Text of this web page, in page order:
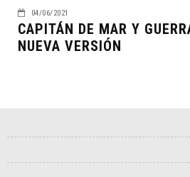
04/06/2021
CAPITÁN DE MAR Y
NUEVA VERSIÓN